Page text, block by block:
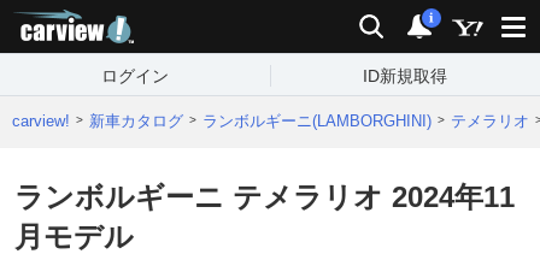
検索 通知
i
ログイン ID新規取得
carview! 新車カタログ ランボルギーニ(LAMBORGHINI) テメラリオ
ランボルギーニ テメラリオ 2024年11
月モデル